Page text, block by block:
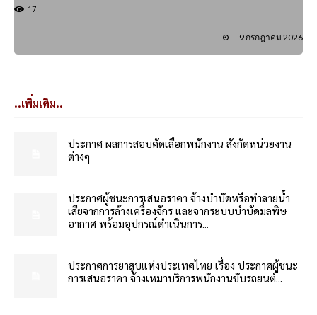
17
9 กรกฎาคม 2026
..เพิ่มเติม..
ประกาศ ผลการสอบคัดเลือกพนักงาน สังกัดหน่วยงาน
ต่างๆ
ประกาศผู้ชนะการเสนอราคา จ้างบำบัดหรือทำลายน้ำ
เสียจากการล้างเครื่องจักร และจากระบบบำบัดมลพิษ
อากาศ พร้อมอุปกรณ์ดำเนินการ...
ประกาศการยาสูบแห่งประเทศไทย เรื่อง ประกาศผู้ชนะ
การเสนอราคา จ้างเหมาบริการพนักงานขับรถยนต์...